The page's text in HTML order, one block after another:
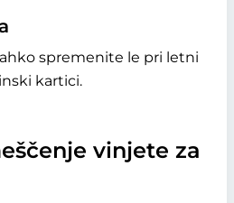
spremenite le pri letni
kartici.
vinjete za